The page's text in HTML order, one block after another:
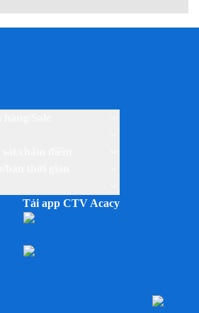
Tải app CTV Acacy